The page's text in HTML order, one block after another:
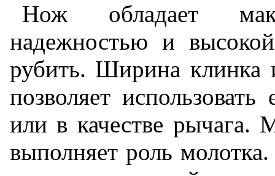
Нож обладает
надежностью и
рубить. Ширина клинка
позволяет
или в качестве рычага.
выполняет роль